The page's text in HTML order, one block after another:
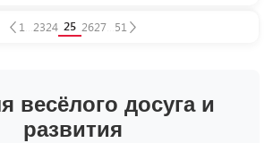
1... 2324 25 2627... 51
весёлого досуга и
развития